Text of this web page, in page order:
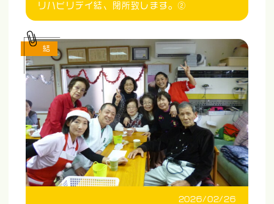
リハビリデイ結、閉所致します。②
2026/02/26
結